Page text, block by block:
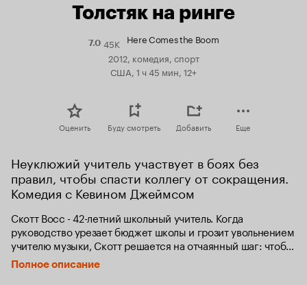
Толстяк на ринге
7.0Рейтинг
Кинопоиска
45K Here Comes the Boom
2012, комедия, спорт
США, 1 ч 45 мин, 12+
Оценить Буду смотреть Добавить Еще
Неуклюжий учитель участвует в боях без
правил, чтобы спасти коллегу от сокращения.
Комедия с Кевином Джеймсом
Скотт Восс - 42-летний школьный учитель. Когда
руководство урезает бюджет школы и грозит увольнением
учителю музыки, Скотт решается на отчаянный шаг: чтобы
заработать денег, он участвует в подпольных боях без
правил... преимущественно в роли боксерской груши.
Полное описание